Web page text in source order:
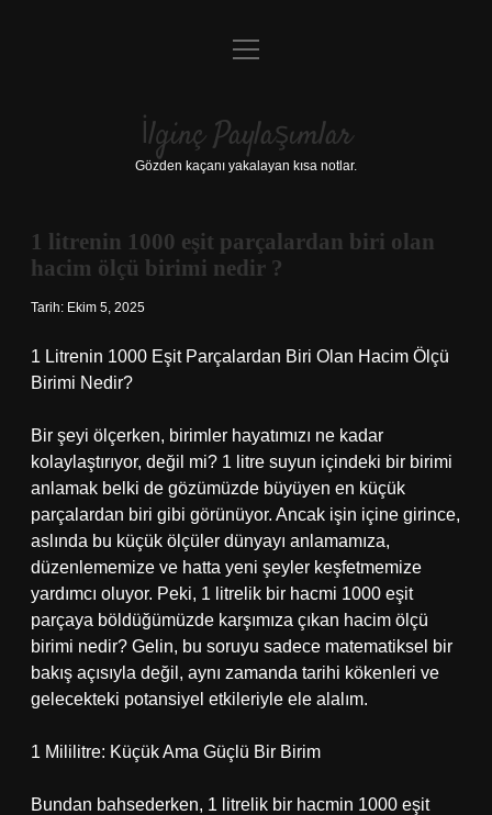
Anasayfa
Yasal Uyarı
menüyü
İlginç Paylaşımlar
Gözden kaçanı yakalayan kısa notlar.
1 litrenin 1000 eşit parçalardan biri olan
hacim ölçü birimi nedir ?
Tarih: Ekim 5, 2025
1 Litrenin 1000 Eşit Parçalardan Biri Olan Hacim Ölçü
Birimi Nedir?
Bir şeyi ölçerken, birimler hayatımızı ne kadar
kolaylaştırıyor, değil mi? 1 litre suyun içindeki bir birimi
anlamak belki de gözümüzde büyüyen en küçük
parçalardan biri gibi görünüyor. Ancak işin içine girince,
aslında bu küçük ölçüler dünyayı anlamamıza,
düzenlememize ve hatta yeni şeyler keşfetmemize
yardımcı oluyor. Peki, 1 litrelik bir hacmi 1000 eşit
parçaya böldüğümüzde karşımıza çıkan hacim ölçü
birimi nedir? Gelin, bu soruyu sadece matematiksel bir
bakış açısıyla değil, aynı zamanda tarihi kökenleri ve
gelecekteki potansiyel etkileriyle ele alalım.
1 Mililitre: Küçük Ama Güçlü Bir Birim
Bundan bahsederken, 1 litrelik bir hacmin 1000 eşit